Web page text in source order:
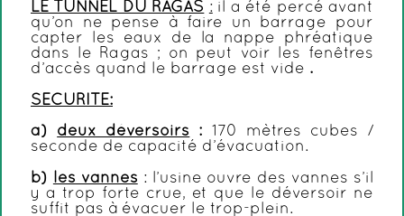
LE TUNNEL DU RAGAS :il a été percé avant
qu’on ne pense à faire un barrage pour
capter les eaux de la nappe phréatique
dans le Ragas ; on peut voir les fenêtres
d’accès quand le barrage est vide .
SECURITE:
a) deux déversoirs :
170 mètres cubes /
seconde de capacité d’évacuation.
b) les vannes : l’usine ouvre des vannes s’il
y a trop forte crue, et que le déversoir ne
suffit pas à évacuer le trop-plein.